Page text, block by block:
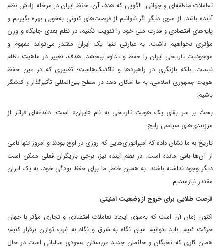
تعاملات منطقه‌ای و جهانی. الگویی که هدف آن، حفظ ایران در مرحله زایش نظم
آینده باشد. از سوی دیگر اگر نتوانیم از فرصت‌های کنونی به‌خوبی بهره بگیریم و
پایه‌های اقتصادی و قدرت ملی خود را تقویت نکنیم، در نظم بعدی جایگاه و وزن
مؤثری نخواهیم داشت. به عبارتی تنها یک ایران مقتدر می‌تواند مفهوم و
موجودیت تاریخی ایران را حفظ و تداوم ببخشد. هدف، تغییر در ماهیت نظام
نیست، بلکه بازنگری در راهبردها و تاکتیک‌هاست؛ تغییری که در عین حفظ
هویت جمهوری اسلامی، به ما امکان دهد در سطح بین‌المللی تأثیرگذار و کنشگر
باشیم.
بحث بر سر بقای یک هویت تاریخی به نام «ایران» است؛ دغدغه‌ای فراتر از
مرزبندی‌های سیاسی رایج.
تاریخ به ما نشان داده که امپراتوری‌هایی که روزی در اوج بودند و امروز تنها نامی
از آن‌ها باقی مانده است. در نظم آینده نیز، برخی بازیگران فعلی ممکن است
دیگر وجود نداشته باشند. به همین خاطر ما برای حفظ بودگی خود، به یک ایران
مقتدر نیازمندیم.
فرصت طلایی برای خروج از وضعیت امنیتی
اکنون زمان آن است که به‌سوی ایجاد تعاملات اقتصادی و تجاری مؤثر با جهان
حرکت کنیم. باید بتوانیم میان نگاه به شرق و نگاه به غرب توازن برقرار کنیم؛
همان کاری که نخبگان و حاکمان جدید عربستان سعودی سالیانی است در حال